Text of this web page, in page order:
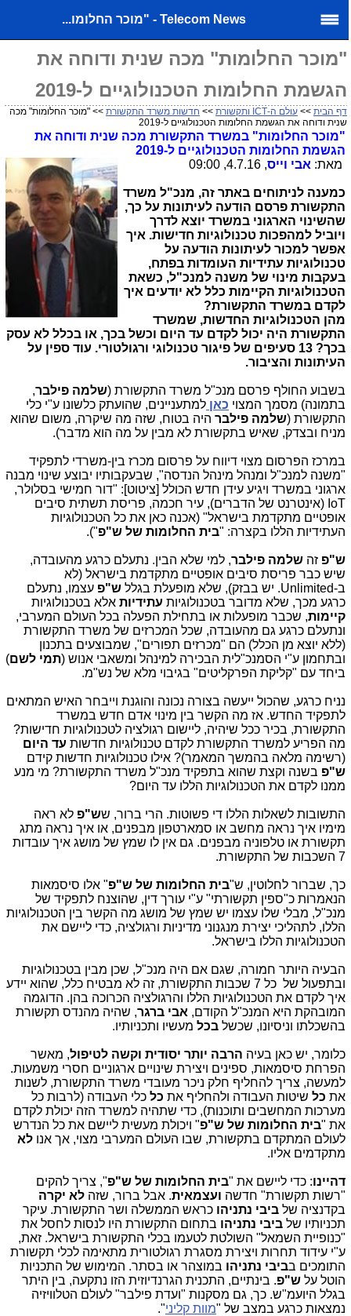
Telecom News - "מוכר החלומו...
"מוכר החלומות" מכה שנית ודוחה את
הגשמת החלומות הטכנולוגיים ל-2019
דף הבית>> עולם ה-ICT ותקשורת >> חדשות משרד התקשורת>> "מוכר החלומות" מכה
שנית ודוחה את הגשמת החלומות הטכנולוגיים ל-2019
"מוכר החלומות" במשרד התקשורת מכה שנית ודוחה את
הגשמת החלומות הטכנולוגיים ל-2019
מאת: אבי וייס, 4.7.16, 09:00
כמענה לניתוחים באתר זה, מנכ"ל משרד
התקשורת פרסם הודעה לעיתונות על כך,
שהשינוי הארגוני במשרד יוצא לדרך
ויוביל למהפכות טכנולוגיות חדישות. איך
אפשר למכור לעיתונות הודעה על
טכנולוגיות עתידיות העומדות בפתח,
בעקבות מינוי של משנה למנכ"ל, כשאת
הטכנולוגיות הקיימות כלל לא יודעים איך
לקדם במשרד התקשורת?
מהן הטכנולוגיות החדשות, שמשרד
התקשורת היה יכול לקדם עד היום וכשל בכך, או בכלל לא עסק
בכך?
13 סעיפים של פיגור טכנולוגי ורגולטורי. עוד ספין על
העיתונות והציבור.
בשבוע החולף פרסם מנכ"ל משרד התקשורת (שלמה פילבר,
בתמונה) מסמך המצוי כאן למתעניינים, שהועתק כלשונו ע"י כלי
התקשורת (שלמה פילברהיה בטוח, שזה מה שיקרה, משום שהוא
מניח ובצדק, שאיש בתקשורת לא מבין על מה הוא מדבר).
במרכז הפרסום מצוי דיווח על פרסום מכרז בין-משרדי לתפקיד
"משנה למנכ"ל ומנהל מינהל הנדסה", שבעקבותיו יבוצע שינוי מבנה
ארגוני במשרד ויגיע עידן חדש הכולל [ציטוט]: "דור חמישי בסלולר,
IoT (אינטרנט של הדברים), עיר חכמה, פריסת תשתית סיבים
אופטיים מתקדמת בישראל" (אכנה כאן את כל הטכנולוגיות
העתידיות הללו בקצרה: "בית החלומות של ש"פ").
ש"פזה שלמה פילבר, למי שלא הבין. נתעלם כרגע מהעובדה,
שיש כבר פריסת סיבים אופטיים מתקדמת בישראל (לא
ב-Unlimited. יש בבזק), שלא מופעלת בגלל ש"פעצמו, נתעלם
כרגע מכך, שלא מדובר בטכנולוגיות עתידיותאלא בטכנולוגיות
קיימות, שכבר מופעלות או בתחילת הפעלה בכל העולם המערבי,
ונתעלם כרגע גם מהעובדה, שכל המכרזים של משרד התקשורת
(ללא יוצא מן הכלל) הם "מכרזים תפורים", שמבוצעים בתכנון
ובתחמון ע"י הסמנכ"לית הבכירה למינהל ומשאבי אנוש (תמי לשם)
ביחד עם "קליקת הפרקליטים" בגיבוי מלא של נש"מ.
נניח כרגע, שהכול ייעשה בצורה נכונה והוגנת וייבחר האיש המתאים
לתפקיד החדש. אז מה הקשר בין מינוי אדם חדש במשרד
התקשורת, בכיר ככל שיהיה, ליישום רגולציה לטכנולוגיות חדישות?
מה הפריע למשרד התקשורת לקדם טכנולוגיות חדשות עד היום
(רשימה מלאה בהמשך המאמר)? אילו טכנולוגיות חדשות קידם
ש"פבשנה וקצת שהוא בתפקיד מנכ"ל משרד התקשורת? מי מנע
ממנו לקדם את הטכנולוגיות הללו עד היום?
התשובות לשאלות הללו די פשוטות. הרי ברור, שש"פלא ראה
מימיו איך נראה מחשב או סמארטפון מבפנים, או איך נראה מתג
תקשורת או טלפוניה מבפנים. גם אין לו שמץ של מושג איך עובדות
7 השכבות של התקשורת.
כך, שברור לחלוטין, ש"בית החלומות של ש"פ" אלו סיסמאות
הנאמרות כ"ספין תקשורתי" ע"י עורך דין, שהוצנח לתפקיד של
מנכ"ל, מבלי שלו עצמו יש שמץ של מושג מה הקשר בין הטכנולוגיות
הללו, לתהליכי יצירת מנגנוני מדיניות ורגולציה, כדי ליישם את
הטכנולוגיות הללו בישראל.
הבעיה היותר חמורה, שגם אם היה מנכ"ל, שכן מבין בטכנולוגיות
ובתפעול של כל 7 שכבות התקשורת, זה לא מבטיח כלל, שהוא יידע
איך לקדם את הטכנולוגיות הללו והרגולציה הכרוכה בהן. הדוגמה
המובהקת היא המנכ"ל הקודם, אבי ברגר, שהיה מהנדס תקשורת
בהשכלתו וניסיונו, שכשל בכלמעשיו ותכניותיו.
כלומר, יש כאן בעיה הרבה יותר יסודית וקשה לטיפול, מאשר
הפרחת סיסמאות, ספינים ויצירת שינויים ארגוניים חסרי משמעות.
למעשה, צריך להחליף חלק ניכר מעובדי משרד התקשורת, לשנות
את כלשיטות העבודה ולהחליף את כלכלי העבודה (לרבות כל
מערכות המחשבים ותוכנות), כדי שתהיה למשרד הזה יכולת לקדם
את "בית החלומות של ש"פ" ויכולת מעשית ליישם את כל הנדרש
לעולם המתקדם בתקשורת, שבו העולם המערבי מצוי, אך אנו לא
מתקדמים אליו.
דהיינו: כדי ליישם את "בית החלומות של ש"פ", צריך להקים
"רשות תקשורת" חדשה ועצמאית. אבל ברור, שזה לא יקרה
בקדנציה של ביבי נתניהו כראש הממשלה ושר התקשורת. עיקר
תכניותיו של ביבי נתניהובתחום התקשורת היו לנסות לחסל את
"כנופיית השמאל" השולטת לטעמו בכלי התקשורת בישראל. זאת,
ע"י עידוד תחרות ויצירת מסגרת רגולטורית מתאימה לכלי תקשורת
התומכים בביבי נתניהובמוצהר או בסתר. המימוש של התכניות
הוטל על ש"פ. בינתיים, התכנית הגרנדיוזית הזו נתקעה, בין היתר
בגלל היועמ"ש. כך, גם מסקנות "ועדת פילבר" לעולם הטלוויזיה
נמצאות כרגע במצב של "מוות קליני".